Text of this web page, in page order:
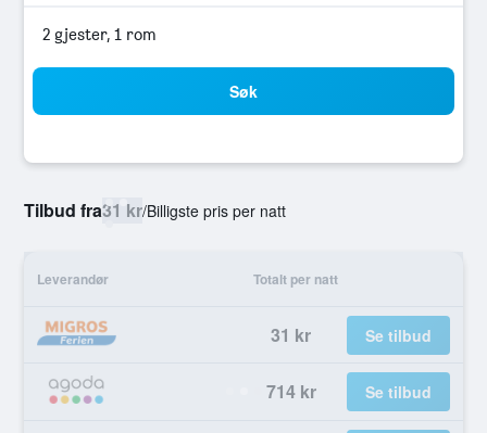
2 gjester, 1 rom
Søk
Tilbud fra31 kr/Billigste pris per natt
Leverandør Totalt per natt
31 kr Se tilbud
714 kr Se tilbud